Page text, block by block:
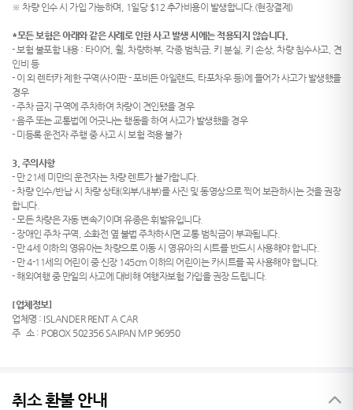
※ 차량 인수 시 가입 가능하며, 1일당 $12 추가비용이 발생합니다.(현장결제)
*모든 보험은 아래와 같은 사례로 인한 사고 발생 시에는 적용되지 않습니다.
- 보험 불포함 내용 : 타이어, 휠, 차량하부, 각종 범칙금, 키 분실, 키 손상, 차량 침수사고, 견
인비 등
- 이 외 렌터카 제한 구역(사이판 - 포비든 아일랜드, 타포차우 등)에 들어가 사고가 발생했을
경우
- 주차 금지 구역에 주차하여 차량이 견인됐을 경우
- 음주 또는 교통법에 어긋나는 행동을 하여 사고가 발생했을 경우
- 미등록 운전자 주행 중 사고 시 보험 적용 불가
3. 주의사항
- 만 21세 미만의 운전자는 차량 렌트가 불가합니다.
- 차량 인수/반납 시 차량 상태(외부/내부)를 사진 및 동영상으로 찍어 보관하시는 것을 권장
합니다.
- 모든 차량은 자동 변속기이며 유종은 휘발유입니다.
- 장애인 주차 구역, 소화전 옆 불법 주차하시면 교통 범칙금이 부과됩니다.
- 만 4세 이하의 영유아는 차량으로 이동 시 영유아의 시트를 반드시 사용해야 합니다.
- 만 4-11세의 어린이 중 신장 145cm 이하의 어린이는 카시트를 꼭 사용해야 합니다.
- 해외여행 중 만일의 사고에 대비해 여행자보험 가입을 권장 드립니다.
[업체정보]
업체명 : ISLANDER RENT A CAR
주 소 : POBOX 502356 SAIPAN MP 96950
취소 환불 안내